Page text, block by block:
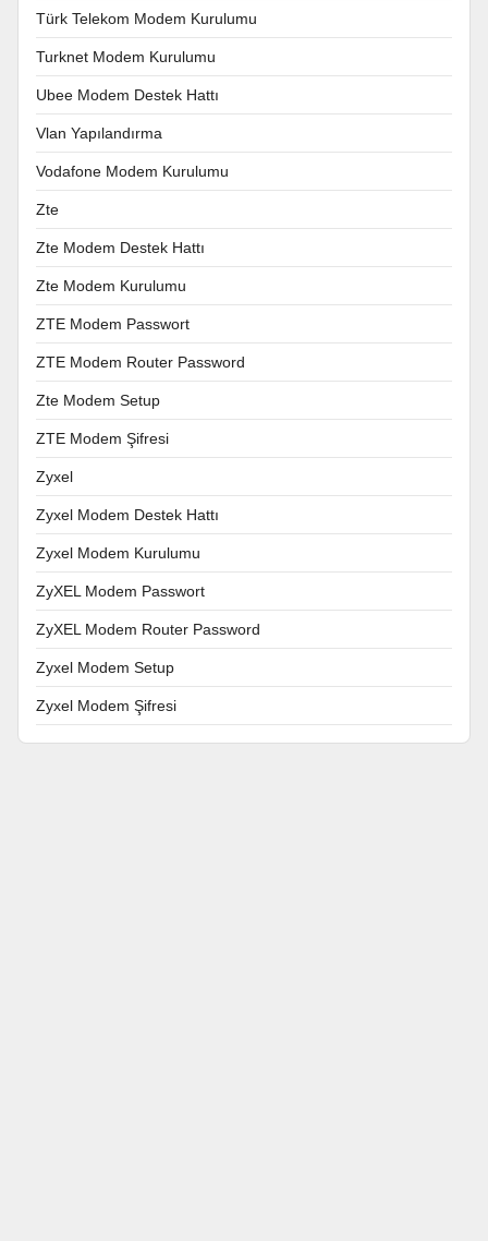
Türk Telekom Modem Kurulumu
Turknet Modem Kurulumu
Ubee Modem Destek Hattı
Vlan Yapılandırma
Vodafone Modem Kurulumu
Zte
Zte Modem Destek Hattı
Zte Modem Kurulumu
ZTE Modem Passwort
ZTE Modem Router Password
Zte Modem Setup
ZTE Modem Şifresi
Zyxel
Zyxel Modem Destek Hattı
Zyxel Modem Kurulumu
ZyXEL Modem Passwort
ZyXEL Modem Router Password
Zyxel Modem Setup
Zyxel Modem Şifresi